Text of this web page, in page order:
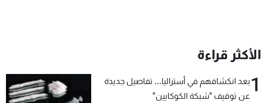
الأكثر قراءة
1بعد انكشافهم في أستراليا... تفاصيل جديدة
عن توقيف "شبكة الكوكايين"